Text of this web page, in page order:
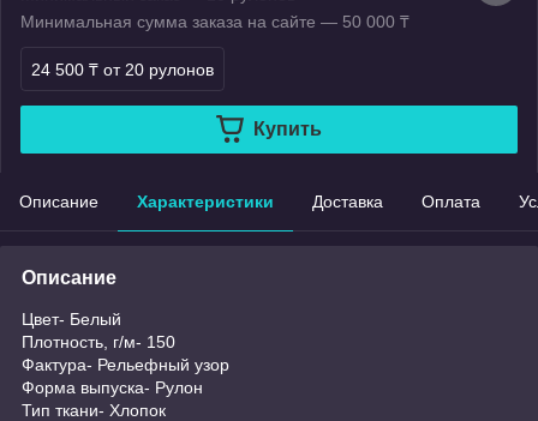
Минимальная сумма заказа на сайте — 50 000 ₸
24 500 ₸ от 20 рулонов
Купить
Описание Характеристики Доставка Оплата
Описание
Цвет- Белый
Плотность, г/м- 150
Фактура- Рельефный узор
Форма выпуска- Рулон
Тип ткани- Хлопок